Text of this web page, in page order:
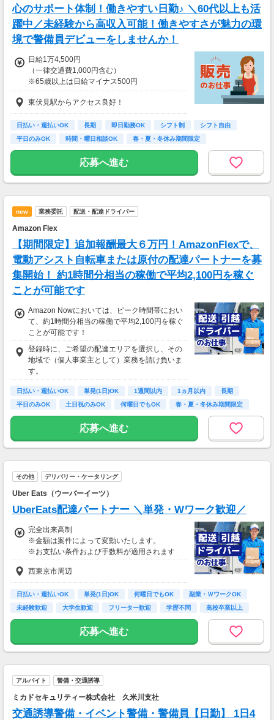
心のサポート体制！働きやすい日勤♪ ＼60代以上も活
躍中／未経験から高収入可能！働きやすさが魅力の環
境で警備員デビューをしませんか！
日給1万4,500円
（一律交通費1,000円含む）
※65歳以上は日給マイナス500円
※70歳以上は日給マイナス2,00円
---
■交通誘導2級以上の資格をお持ちの方は
日給1万4,500円
※65歳以上は日給マイナス500円
※70歳以上は日給マイナス1,000円
★交通誘導2級（以上）として従事した場合
■65歳～69歳迄では他の年代と同じ現場でも
安全面・体力面の考慮により比較的低負荷の業
70歳以降では低負荷業務や季節により
相談の上短時間勤務をすることもあるため
給与が上記になる場合がございます。
＜月収例＞
（日給1万4,500円×月20日勤務）
東伏見駅からアクセス良好！
日払い・週払いOK 長期 即日勤務OK シフト制
シフト自由
平日のみOK
時間・曜日相談OK
春・夏・冬休み期間限定
副業・ＷワークOK
応募へ進む
new 業務委託 配送・配達ドライバー
Amazon Flex
【期間限定】追加報酬最大６万円！AmazonFlexで、
電動アシスト自転車または原付の配達パートナーを募
集開始！ 約1時間分相当の稼働で平均2,100円を稼ぐ
ことが可能です
Amazon Nowにおいては、ピーク時間帯におい
て、約1時間分相当の稼働で平均2,100円を稼ぐ
ことが可能です！
登録時に、ご希望の配達エリアを選択し、その
地域で（個人事業主として）業務を請け負いま
す。
日払い・週払いOK 単発(1日)OK 1週間以内 1ヵ月以内
長期
平日のみOK
土日祝のみOK 何曜日でもOK 春・夏・冬休み期間限定
応募へ進む
その他 デリバリー・ケータリング
Uber Eats（ウーバーイーツ）
UberEats配達パートナー ＼単発・Wワーク歓迎／
完全出来高制
※金額は案件によって変動いたします。
※お支払い条件および手数料が適用されます
西東京市周辺
日払い・週払いOK 単発(1日)OK 何曜日でもOK
副業・ＷワークOK
未経験歓迎
大学生歓迎 フリーター歓迎 学歴不問 高校卒業以上
応募へ進む
アルバイト 警備・交通誘導
ミカドセキュリティー株式会社 久米川支社
交通誘導警備・イベント警備・警備員【日勤】 1日4